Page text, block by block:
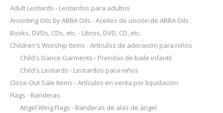
Adult Leotards - Leotardos para adultos
Anointing Oils by ABBA Oils - Aceites de unción de ABBA Oils
Books, DVDs, CDs, etc. - Libros, DVD, CD, etc.
Children's Worship Items - Artículos de adoración para niños
Child's Dance Garments - Prendas de baile infantil
Child's Leotards - Leotardos para niños
Close-Out Sale Items - Artículos en venta por liquidación
Flags - Banderas
Angel Wing Flags - Banderas de alas de ángel